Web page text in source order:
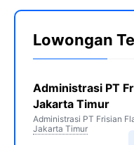
Lowongan
Administrasi PT
Jakarta Timur
Administrasi PT Frisian
Jakarta Timur